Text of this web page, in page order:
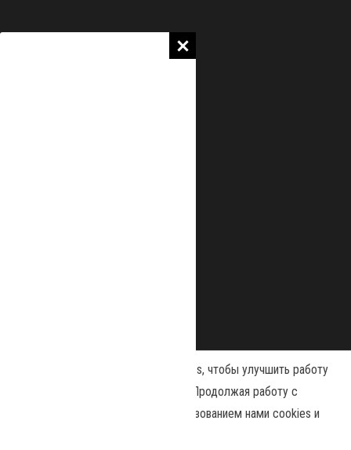
Наш сайт использует файлы cookies, чтобы улучшить работу
и повысить эффективность сайта. Продолжая работу с
сайтом, вы соглашаетесь с использованием нами cookies и